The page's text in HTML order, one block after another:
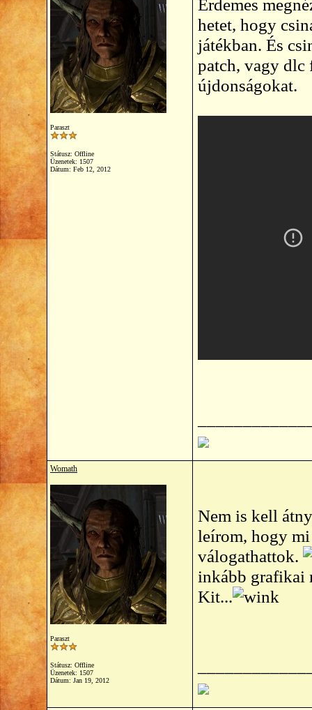
Paraszt
Státusz: Offline
Üzenetek: 1507
Dátum: Feb 12, 2012
Érdemes
hetet, hogy
játékban. És
patch, vagy dlc
újdonságokat.
Womath
Paraszt
Státusz: Offline
Üzenetek: 1507
Dátum: Jan 19, 2012
Nem is kell
leírom, hogy mi
válogathattok.
inkább grafikai
Kit...